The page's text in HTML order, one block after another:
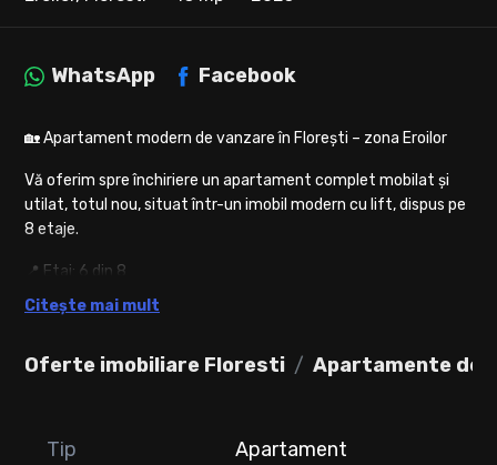
Oferte imobiliare Floresti Apartamente de
WhatsApp Facebook
🏡 Apartament modern de vanzare în Florești – zona Eroilor
Vă oferim spre închiriere un apartament complet mobilat și
utilat, totul nou, situat într-un imobil modern cu lift, dispus pe
8 etaje.
📍 Etaj: 6 din 8
📐 Suprafață utilă: 45 mp + balcon generos de 10 mp
* dormitor
Citește mai mult
Tip
Apartament